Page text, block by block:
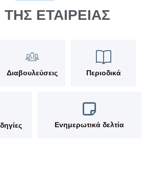
ΕΤΑΙΡΕΙΑΣ
Διαβουλεύσεις Περιοδικά
Ενημερωτικά δελτία